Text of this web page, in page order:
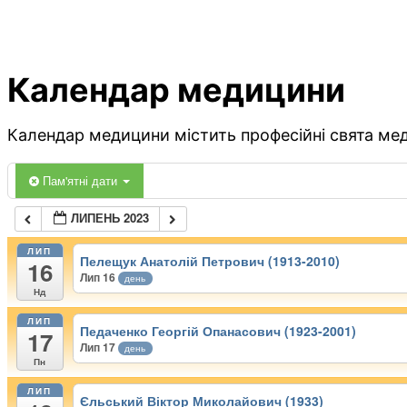
Календар медицини
Календар медицини містить професійні свята
Пам'ятні дати
ЛИПЕНЬ 2023
ЛИП
16
Нд
Пелещук Анатолій Петрович (1913-2010)
Лип 16 день
ЛИП
17
Пн
Педаченко Георгій Опанасович (1923-2001)
Лип 17 день
ЛИП
Єльський Віктор Миколайович (1933)